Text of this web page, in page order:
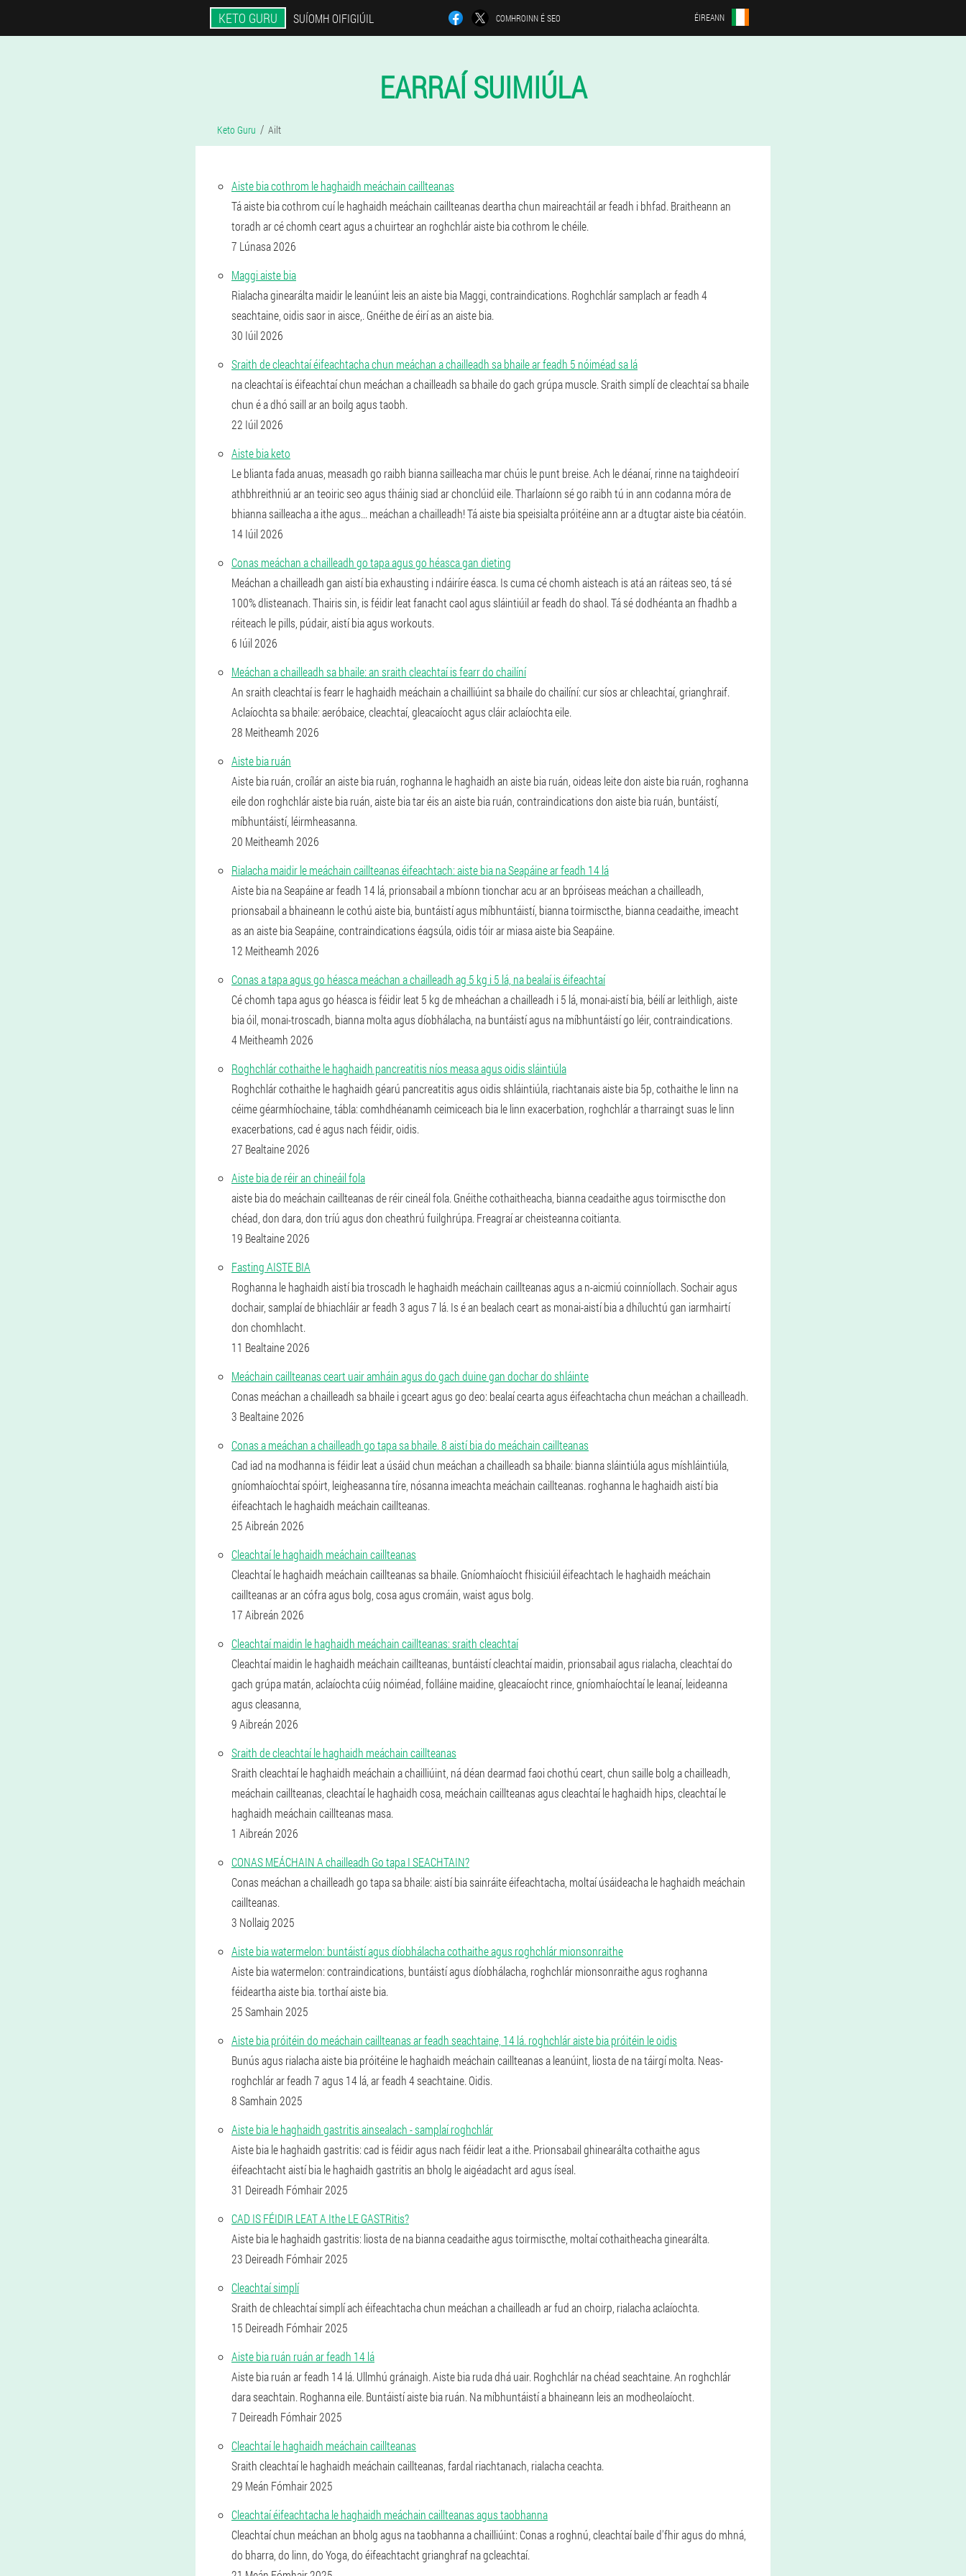
KETO GURU SUÍOMH OIFIGIÚIL COMHROINN É SEO ÉIREANN
EARRAÍ SUIMIÚLA
Keto Guru Ailt
Aiste bia cothrom le haghaidh meáchain caillteanas
Tá aiste bia cothrom cuí le haghaidh meáchain caillteanas deartha chun maireachtáil ar feadh i bhfad. Braitheann an
toradh ar cé chomh ceart agus a chuirtear an roghchlár aiste bia cothrom le chéile.
7 Lúnasa 2026
Maggi aiste bia
Rialacha ginearálta maidir le leanúint leis an aiste bia Maggi, contraindications. Roghchlár samplach ar feadh 4
seachtaine, oidis saor in aisce,. Gnéithe de éirí as an aiste bia.
30 Iúil 2026
Sraith de cleachtaí éifeachtacha chun meáchan a chailleadh sa bhaile ar feadh 5 nóiméad sa lá
na cleachtaí is éifeachtaí chun meáchan a chailleadh sa bhaile do gach grúpa muscle. Sraith simplí de cleachtaí sa bhaile
chun é a dhó saill ar an boilg agus taobh.
22 Iúil 2026
Aiste bia keto
Le blianta fada anuas, measadh go raibh bianna sailleacha mar chúis le punt breise. Ach le déanaí, rinne na taighdeoirí
athbhreithniú ar an teoiric seo agus tháinig siad ar chonclúid eile. Tharlaíonn sé go raibh tú in ann codanna móra de
bhianna sailleacha a ithe agus... meáchan a chailleadh! Tá aiste bia speisialta próitéine ann ar a dtugtar aiste bia céatóin.
14 Iúil 2026
Conas meáchan a chailleadh go tapa agus go héasca gan dieting
Meáchan a chailleadh gan aistí bia exhausting i ndáiríre éasca. Is cuma cé chomh aisteach is atá an ráiteas seo, tá sé
100% dlisteanach. Thairis sin, is féidir leat fanacht caol agus sláintiúil ar feadh do shaol. Tá sé dodhéanta an fhadhb a
réiteach le pills, púdair, aistí bia agus workouts.
6 Iúil 2026
Meáchan a chailleadh sa bhaile: an sraith cleachtaí is fearr do chailíní
An sraith cleachtaí is fearr le haghaidh meáchain a chailliúint sa bhaile do chailíní: cur síos ar chleachtaí, grianghraif.
Aclaíochta sa bhaile: aeróbaice, cleachtaí, gleacaíocht agus cláir aclaíochta eile.
28 Meitheamh 2026
Aiste bia ruán
Aiste bia ruán, croílár an aiste bia ruán, roghanna le haghaidh an aiste bia ruán, oideas leite don aiste bia ruán, roghanna
eile don roghchlár aiste bia ruán, aiste bia tar éis an aiste bia ruán, contraindications don aiste bia ruán, buntáistí,
míbhuntáistí, léirmheasanna.
20 Meitheamh 2026
Rialacha maidir le meáchain caillteanas éifeachtach: aiste bia na Seapáine ar feadh 14 lá
Aiste bia na Seapáine ar feadh 14 lá, prionsabail a mbíonn tionchar acu ar an bpróiseas meáchan a chailleadh,
prionsabail a bhaineann le cothú aiste bia, buntáistí agus míbhuntáistí, bianna toirmiscthe, bianna ceadaithe, imeacht
as an aiste bia Seapáine, contraindications éagsúla, oidis tóir ar miasa aiste bia Seapáine.
12 Meitheamh 2026
Conas a tapa agus go héasca meáchan a chailleadh ag 5 kg i 5 lá, na bealaí is éifeachtaí
Cé chomh tapa agus go héasca is féidir leat 5 kg de mheáchan a chailleadh i 5 lá, monai-aistí bia, béilí ar leithligh, aiste
bia óil, monai-troscadh, bianna molta agus díobhálacha, na buntáistí agus na míbhuntáistí go léir, contraindications.
4 Meitheamh 2026
Roghchlár cothaithe le haghaidh pancreatitis níos measa agus oidis sláintiúla
Roghchlár cothaithe le haghaidh géarú pancreatitis agus oidis shláintiúla, riachtanais aiste bia 5p, cothaithe le linn na
céime géarmhíochaine, tábla: comhdhéanamh ceimiceach bia le linn exacerbation, roghchlár a tharraingt suas le linn
exacerbations, cad é agus nach féidir, oidis.
27 Bealtaine 2026
Aiste bia de réir an chineáil fola
aiste bia do meáchain caillteanas de réir cineál fola. Gnéithe cothaitheacha, bianna ceadaithe agus toirmiscthe don
chéad, don dara, don tríú agus don cheathrú fuilghrúpa. Freagraí ar cheisteanna coitianta.
19 Bealtaine 2026
Fasting AISTE BIA
Roghanna le haghaidh aistí bia troscadh le haghaidh meáchain caillteanas agus a n-aicmiú coinníollach. Sochair agus
dochair, samplaí de bhiachláir ar feadh 3 agus 7 lá. Is é an bealach ceart as monai-aistí bia a dhíluchtú gan iarmhairtí
don chomhlacht.
11 Bealtaine 2026
Meáchain caillteanas ceart uair amháin agus do gach duine gan dochar do shláinte
Conas meáchan a chailleadh sa bhaile i gceart agus go deo: bealaí cearta agus éifeachtacha chun meáchan a chailleadh.
3 Bealtaine 2026
Conas a meáchan a chailleadh go tapa sa bhaile. 8 aistí bia do meáchain caillteanas
Cad iad na modhanna is féidir leat a úsáid chun meáchan a chailleadh sa bhaile: bianna sláintiúla agus míshláintiúla,
gníomhaíochtaí spóirt, leigheasanna tíre, nósanna imeachta meáchain caillteanas. roghanna le haghaidh aistí bia
éifeachtach le haghaidh meáchain caillteanas.
25 Aibreán 2026
Cleachtaí le haghaidh meáchain caillteanas
Cleachtaí le haghaidh meáchain caillteanas sa bhaile. Gníomhaíocht fhisiciúil éifeachtach le haghaidh meáchain
caillteanas ar an cófra agus bolg, cosa agus cromáin, waist agus bolg.
17 Aibreán 2026
Cleachtaí maidin le haghaidh meáchain caillteanas: sraith cleachtaí
Cleachtaí maidin le haghaidh meáchain caillteanas, buntáistí cleachtaí maidin, prionsabail agus rialacha, cleachtaí do
gach grúpa matán, aclaíochta cúig nóiméad, folláine maidine, gleacaíocht rince, gníomhaíochtaí le leanaí, leideanna
agus cleasanna,
9 Aibreán 2026
Sraith de cleachtaí le haghaidh meáchain caillteanas
Sraith cleachtaí le haghaidh meáchain a chailliúint, ná déan dearmad faoi chothú ceart, chun saille bolg a chailleadh,
meáchain caillteanas, cleachtaí le haghaidh cosa, meáchain caillteanas agus cleachtaí le haghaidh hips, cleachtaí le
haghaidh meáchain caillteanas masa.
1 Aibreán 2026
CONAS MEÁCHAIN ​​A chailleadh Go tapa I SEACHTAIN?
Conas meáchan a chailleadh go tapa sa bhaile: aistí bia sainráite éifeachtacha, moltaí úsáideacha le haghaidh meáchain
caillteanas.
3 Nollaig 2025
Aiste bia watermelon: buntáistí agus díobhálacha cothaithe agus roghchlár mionsonraithe
Aiste bia watermelon: contraindications, buntáistí agus díobhálacha, roghchlár mionsonraithe agus roghanna
féideartha aiste bia. torthaí aiste bia.
25 Samhain 2025
Aiste bia próitéin do meáchain caillteanas ar feadh seachtaine, 14 lá. roghchlár aiste bia próitéin le oidis
Bunús agus rialacha aiste bia próitéine le haghaidh meáchain caillteanas a leanúint, liosta de na táirgí molta. Neas-
roghchlár ar feadh 7 agus 14 lá, ar feadh 4 seachtaine. Oidis.
8 Samhain 2025
Aiste bia le haghaidh gastritis ainsealach - samplaí roghchlár
Aiste bia le haghaidh gastritis: cad is féidir agus nach féidir leat a ithe. Prionsabail ghinearálta cothaithe agus
éifeachtacht aistí bia le haghaidh gastritis an bholg le aigéadacht ard agus íseal.
31 Deireadh Fómhair 2025
CAD IS FÉIDIR LEAT A Ithe LE GASTRitis?
Aiste bia le haghaidh gastritis: liosta de na bianna ceadaithe agus toirmiscthe, moltaí cothaitheacha ginearálta.
23 Deireadh Fómhair 2025
Cleachtaí simplí
Sraith de chleachtaí simplí ach éifeachtacha chun meáchan a chailleadh ar fud an choirp, rialacha aclaíochta.
15 Deireadh Fómhair 2025
Aiste bia ruán ruán ar feadh 14 lá
Aiste bia ruán ar feadh 14 lá. Ullmhú gránaigh. Aiste bia ruda dhá uair. Roghchlár na chéad seachtaine. An roghchlár
dara seachtain. Roghanna eile. Buntáistí aiste bia ruán. Na míbhuntáistí a bhaineann leis an modheolaíocht.
7 Deireadh Fómhair 2025
Cleachtaí le haghaidh meáchain caillteanas
Sraith cleachtaí le haghaidh meáchain caillteanas, fardal riachtanach, rialacha ceachta.
29 Meán Fómhair 2025
Cleachtaí éifeachtacha le haghaidh meáchain caillteanas agus taobhanna
Cleachtaí chun meáchan an bholg agus na taobhanna a chailliúint: Conas a roghnú, cleachtaí baile d'fhir agus do mhná,
do bharra, do linn, do Yoga, do éifeachtacht grianghraf na gcleachtaí.